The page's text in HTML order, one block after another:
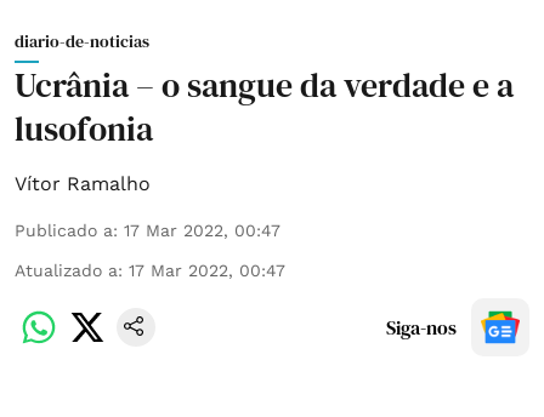
diario-de-noticias
Ucrânia – o sangue da verdade e a
lusofonia
Vítor Ramalho
Publicado a: 17 Mar 2022, 00:47
Atualizado a: 17 Mar 2022, 00:47
Siga-nos